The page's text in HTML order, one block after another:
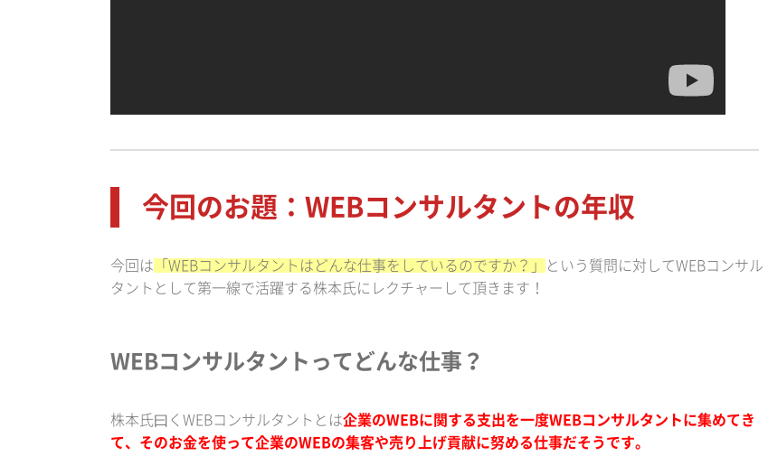
今回のお題：WEBコンサルタントの年収
今回は 「WEBコンサルタントはどんな仕事をしているのですか？」
という質問に対してWEBコンサル
タントとして第一線で活躍する株本氏にレクチャーして頂きます！
WEBコンサルタントってどんな仕事？
株本氏曰くWEBコンサルタントとは企業のWEBに関する支出を一度WEBコンサルタントに集めてき
て、そのお金を使って企業のWEBの集客や売り上げ貢献に努める仕事だそうです。